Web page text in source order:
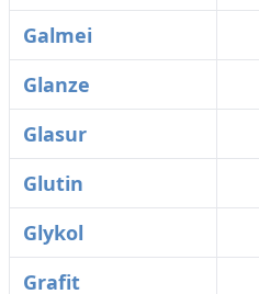
Galmei
Glanze
Glasur
Glutin
Glykol
Grafit